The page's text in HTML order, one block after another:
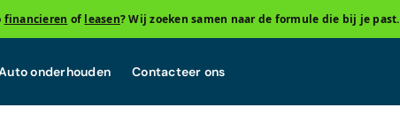
financieren of leasen? Wij zoeken samen naar de formule die bij je past.
onderhouden Contacteer ons